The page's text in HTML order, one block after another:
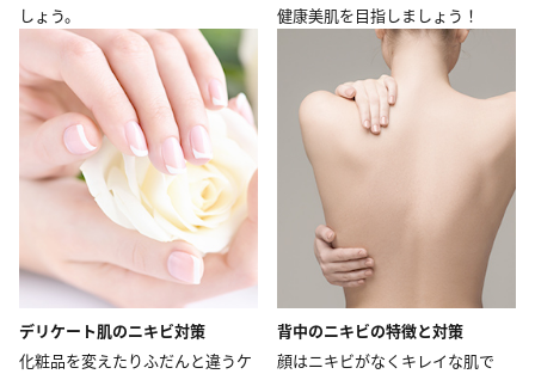
しょう。
健康美肌を目指しましょう！
デリケート肌のニキビ対策
化粧品を変えたりふだんと違うケ
背中のニキビの特徴と対策
顔はニキビがなくキレイな肌で